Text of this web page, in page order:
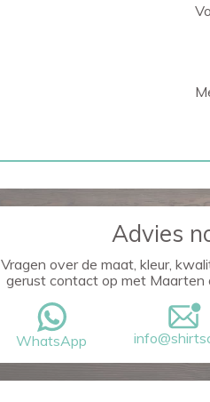
Advies
Vragen over de maat, kleur,
gerust contact op met Maarten
WhatsApp